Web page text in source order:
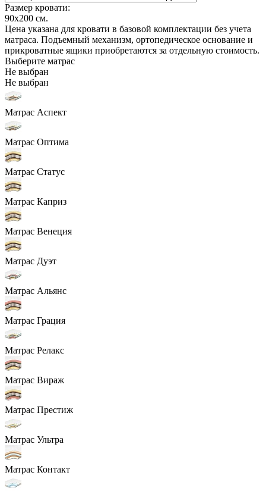
Размер кровати:
90x200 см.
Цена указана для кровати в базовой комплектации без учета
матраса. Подъемный механизм, ортопедическое основание и
прикроватные ящики приобретаются за отдельную стоимость.
Выберите матрас
Не выбран
Не выбран
Матрас Аспект
Матрас Оптима
Матрас Статус
Матрас Каприз
Матрас Венеция
Матрас Дуэт
Матрас Альянс
Матрас Грация
Матрас Релакс
Матрас Вираж
Матрас Престиж
Матрас Ультра
Матрас Контакт